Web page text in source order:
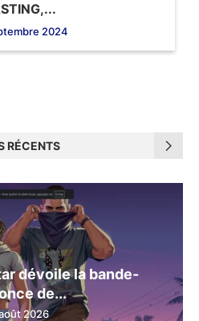
2024
RÉCENTS
dévoile la bande-
de...
2026